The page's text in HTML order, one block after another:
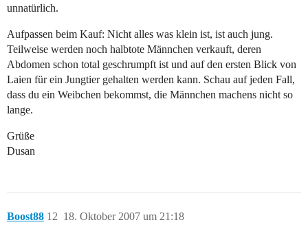
unnatürlich.
Aufpassen beim Kauf: Nicht alles was klein ist, ist auch jung.
Teilweise werden noch halbtote Männchen verkauft, deren
Abdomen schon total geschrumpft ist und auf den ersten Blick von
Laien für ein Jungtier gehalten werden kann. Schau auf jeden Fall,
dass du ein Weibchen bekommst, die Männchen machens nicht so
lange.
Grüße
Dusan
Boost88 18. Oktober 2007 um 21:18
12